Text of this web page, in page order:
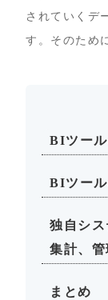
されていくデ
す。そのため
BIツール
BIツー
独自シ
集計、
まとめ